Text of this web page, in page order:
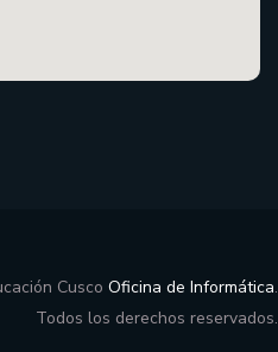
Cusco Oficina de Informática.
Todos los derechos reservados.